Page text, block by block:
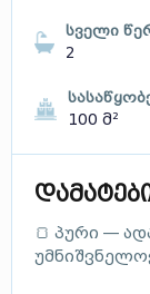
სველი
2
100 მ²
🍞 პური —